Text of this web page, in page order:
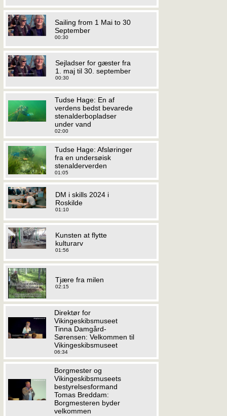
Sailing from 1 Mai to 30
September
00:30
Sejladser for gæster fra
1. maj til 30. september
00:30
Tudse Hage: En af
verdens bedst bevarede
stenalderbopladser
under vand
02:00
Tudse Hage: Afsløringer
fra en undersøisk
stenalderverden
01:05
DM i skills 2024 i
Roskilde
01:10
Kunsten at flytte
kulturarv
01:56
Tjære fra milen
02:15
Direktør for
Vikingeskibsmuseet
Tinna Damgård-
Sørensen: Velkommen til
Vikingeskibsmuseet
06:34
Borgmester og
Vikingeskibsmuseets
bestyrelsesformand
Tomas Breddam:
Borgmesteren byder
velkommen